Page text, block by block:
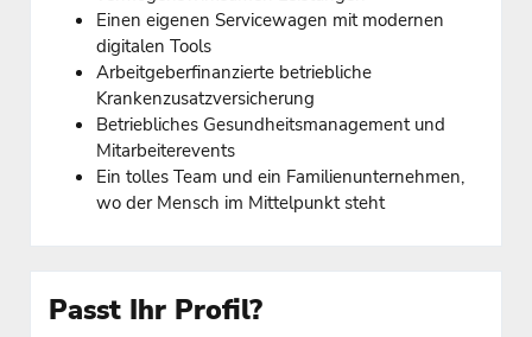
Einen eigenen Servicewagen mit modernen
digitalen Tools
Arbeitgeberfinanzierte betriebliche
Krankenzusatzversicherung
Betriebliches Gesundheitsmanagement und
Mitarbeiterevents
Ein tolles Team und ein Familienunternehmen,
wo der Mensch im Mittelpunkt steht
Passt Ihr Profil?